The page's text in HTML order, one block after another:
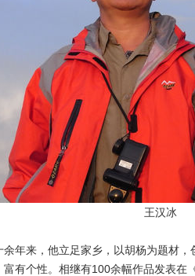
王汉冰
来，他立足家乡，以胡杨为题材，
富有个性。相继有100余幅作品发表在